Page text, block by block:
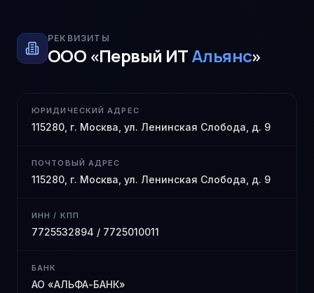
РЕКВИЗИТЫ
ООО «Первый ИТАльянс»
ЮРИДИЧЕСКИЙ АДРЕС
115280, г. Москва, ул. Ленинская Слобода, д. 9
ПОЧТОВЫЙ АДРЕС
115280, г. Москва, ул. Ленинская Слобода, д. 9
ИНН / КПП
7725532894 / 7725010011
БАНК
АО «АЛЬФА-БАНК»